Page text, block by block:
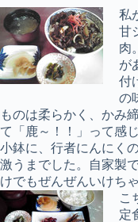
私
甘
肉
が
付
の
ものは柔らかく、かみ
て「鹿～！！」って感じ
小鉢に、行者にんにく
激うまでした。自家製
けでもぜんぜんいけちゃ
こ
定